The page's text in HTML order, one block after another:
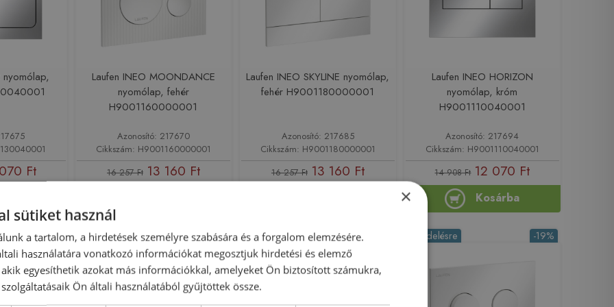
nyomólap,
Ft
Laufen INEO MOONDANCE
nyomólap, fehér
H9001160000001
Azonosító: 217670
Cikkszám: H9001160000001
16 257 Ft 13 160 Ft
Laufen INEO SKYLINE nyomólap,
fehér H9001180000001
Azonosító: 217685
Cikkszám: H9001180000001
16 257 Ft 13 160 Ft
Laufen INEO HORIZON
nyomólap, króm
H9001110040001
Azonosító: 217694
Cikkszám: H9001110040001
14 908 Ft 12 070 Ft
Kosárba
-19% Rendelésre Rendelésre -19%
Rendelésre
×
sütiket használ
a tartalom, a hirdetések személyre szabására és a forgalom elemzésére.
használatára vonatkozó információkat megosztjuk hirdetési és elemző
egyesíthetik azokat más információkkal, amelyeket Ön biztosított számukra,
Ön általi használatából gyűjtöttek össze.